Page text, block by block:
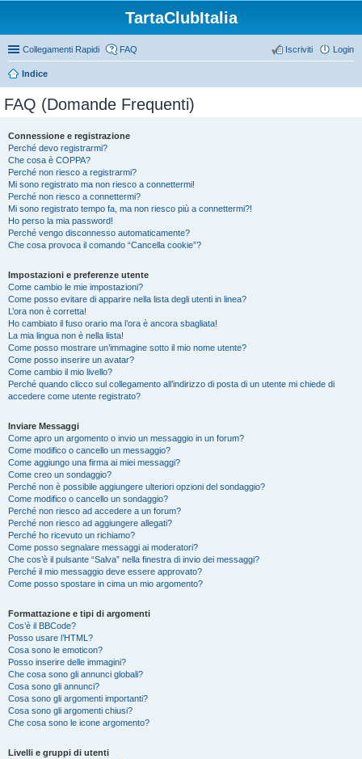
TartaClubItalia
Collegamenti Rapidi FAQ Login
Iscriviti
Indice
FAQ (Domande Frequenti)
Connessione e registrazione
Perché devo registrarmi?
Che cosa è COPPA?
Perché non riesco a registrarmi?
Mi sono registrato ma non riesco a connettermi!
Perché non riesco a connettermi?
Mi sono registrato tempo fa, ma non riesco più a connettermi?!
Ho perso la mia password!
Perché vengo disconnesso automaticamente?
Che cosa provoca il comando “Cancella cookie”?
Impostazioni e preferenze utente
Come cambio le mie impostazioni?
Come posso evitare di apparire nella lista degli utenti in linea?
L’ora non è corretta!
Ho cambiato il fuso orario ma l’ora è ancora sbagliata!
La mia lingua non è nella lista!
Come posso mostrare un’immagine sotto il mio nome utente?
Come posso inserire un avatar?
Come cambio il mio livello?
Perché quando clicco sul collegamento all’indirizzo di posta di un utente mi chiede di
accedere come utente registrato?
Inviare Messaggi
Come apro un argomento o invio un messaggio in un forum?
Come modifico o cancello un messaggio?
Come aggiungo una firma ai miei messaggi?
Come creo un sondaggio?
Perché non è possibile aggiungere ulteriori opzioni del sondaggio?
Come modifico o cancello un sondaggio?
Perché non riesco ad accedere a un forum?
Perché non riesco ad aggiungere allegati?
Perché ho ricevuto un richiamo?
Come posso segnalare messaggi ai moderatori?
Che cos’è il pulsante “Salva” nella finestra di invio dei messaggi?
Perché il mio messaggio deve essere approvato?
Come posso spostare in cima un mio argomento?
Formattazione e tipi di argomenti
Cos’è il BBCode?
Posso usare l’HTML?
Cosa sono le emoticon?
Posso inserire delle immagini?
Che cosa sono gli annunci globali?
Cosa sono gli annunci?
Cosa sono gli argomenti importanti?
Cosa sono gli argomenti chiusi?
Che cosa sono le icone argomento?
Livelli e gruppi di utenti